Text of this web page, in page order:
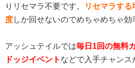
りリセマラ不要です。
リセマラす
度しか回せないのでめちゃめちゃ効
アッシュテイルでは毎日1回の無料
ドッジイベント などで入手チャン